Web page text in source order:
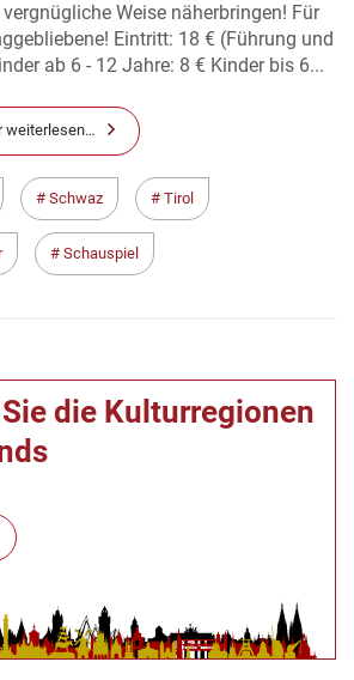
Weise näherbringen! Für
Eintritt: 18 € (Führung und
ab 6 - 12 Jahre: 8 € Kinder bis 6...
weiterlesen…
Schwaz Tirol
Schauspiel
die Kulturregionen